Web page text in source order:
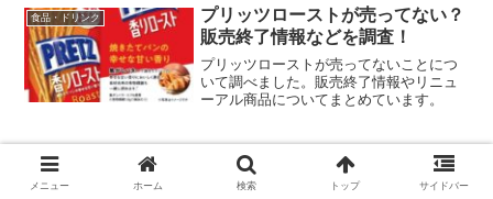
食品・ドリンク
プリッツローストが売ってない？
販売終了情報などを調査！
プリッツローストが売ってないことにつ
いて調べました。販売終了情報やリニュ
ーアル商品についてまとめています。
食品・ドリンク
シーラカンスモナカはお取り寄せ
可能？通販など販売店について！
メニュー ホーム 検索 トップ サイドバー